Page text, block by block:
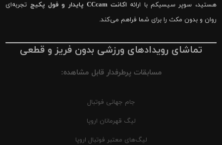
هستید، سوپر سیسیکم با ارائه اکانت CCcam پایدار و فول پکیج
تجربه‌ای
روان و بدون مکث را برای شما فراهم می‌کند.
تماشای رویدادهای ورزشی بدون فریز و قطعی
مسابقات پرطرفدار قابل مشاهده:
جام جهانی فوتبال
لیگ قهرمانان اروپا
لیگ‌های معتبر فوتبال اروپا